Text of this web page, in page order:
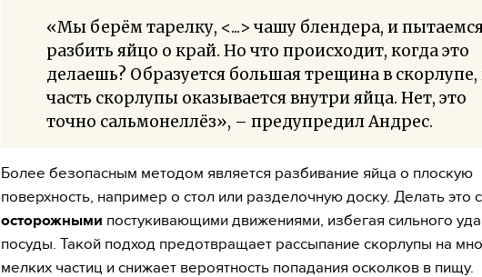
«Мы берём тарелку, <...> чашу блендера, и
разбить яйцо о край. Но что происходит, когда это
делаешь? Образуется большая трещина в скорлупе,
часть скорлупы оказывается внутри яйца. Нет, это
точно сальмонеллёз», – предупредил Андрес.
Более безопасным методом является разбивание яйца о плоскую
поверхность, например о стол или разделочную доску. Делать это
осторожными постукивающими движениями, избегая сильного
посуды. Такой подход предотвращает рассыпание скорлупы на
мелких частиц и снижает вероятность попадания осколков в пищу.